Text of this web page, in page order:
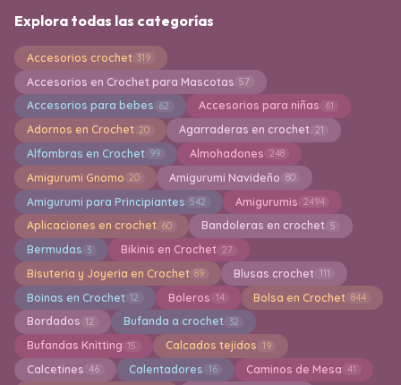
Explora todas las categorías
Accesorios crochet 319
Accesorios en Crochet para Mascotas 57
Accesorios para bebes 62 Accesorios para niñas 61
Adornos en Crochet 20 Agarraderas en crochet 21
Alfombras en Crochet 99 Almohadones 248
Amigurumi Gnomo 20 Amigurumi Navideño 80
Amigurumi para Principiantes 542 Amigurumis 2494
Aplicaciones en crochet 60 Bandoleras en crochet 5
Bermudas 3 Bikinis en Crochet 27
Bisuteria y Joyeria en Crochet 89 Blusas crochet 111
Boinas en Crochet 12 Boleros 14 Bolsa en Crochet 844
Bordados 12 Bufanda a crochet 32
Bufandas Knitting 15 Calcados tejidos 19
Calcetines 46 Calentadores 16 Caminos de Mesa 41